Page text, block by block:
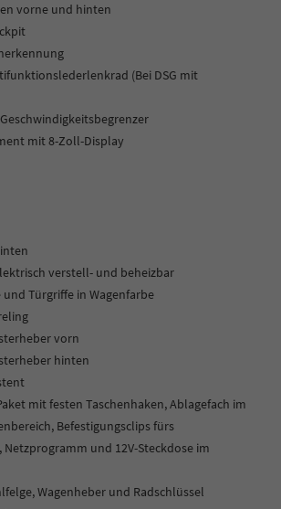
vorne und hinten
(Bei DSG mit
mit 8-Zoll-Display
verstell- und beheizbar
und Türgriffe in Wagenfarbe
vorn
hinten
mit festen Taschenhaken, Ablagefach im
Befestigungsclips fürs
und 12V-Steckdose im
Wagenheber und Radschlüssel